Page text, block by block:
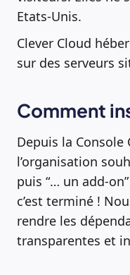
Etats-Unis.
Clever Cloud
sur des serveurs
Comment
Depuis la Console
l’organisation
puis “… un add-
c’est terminé !
rendre les
transparentes et